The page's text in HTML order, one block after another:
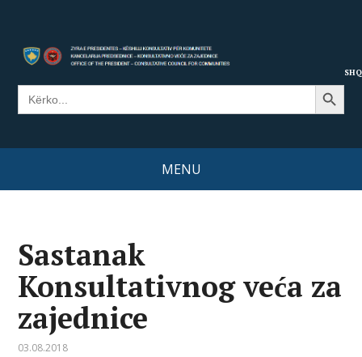
Search
for:
Search Button
MENU
Sastanak
Konsultativnog veća za
zajednice
03.08.2018